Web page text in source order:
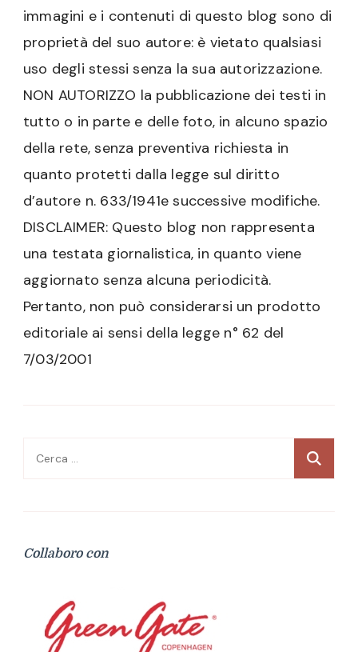
immagini e i contenuti di questo blog sono di
proprietà del suo autore: è vietato qualsiasi
uso degli stessi senza la sua autorizzazione.
NON AUTORIZZO la pubblicazione dei testi in
tutto o in parte e delle foto, in alcuno spazio
della rete, senza preventiva richiesta in
quanto protetti dalla legge sul diritto
d’autore n. 633/1941e successive modifiche.
DISCLAIMER: Questo blog non rappresenta
una testata giornalistica, in quanto viene
aggiornato senza alcuna periodicità.
Pertanto, non può considerarsi un prodotto
editoriale ai sensi della legge n° 62 del
7/03/2001
Ricerca
Collaboro con